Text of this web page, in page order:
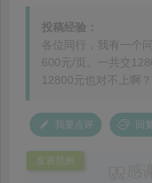
投稿经验：
各位同行，我有一个
600元/页。一共交
12800元也对不上啊
我要点评 回
发表范例